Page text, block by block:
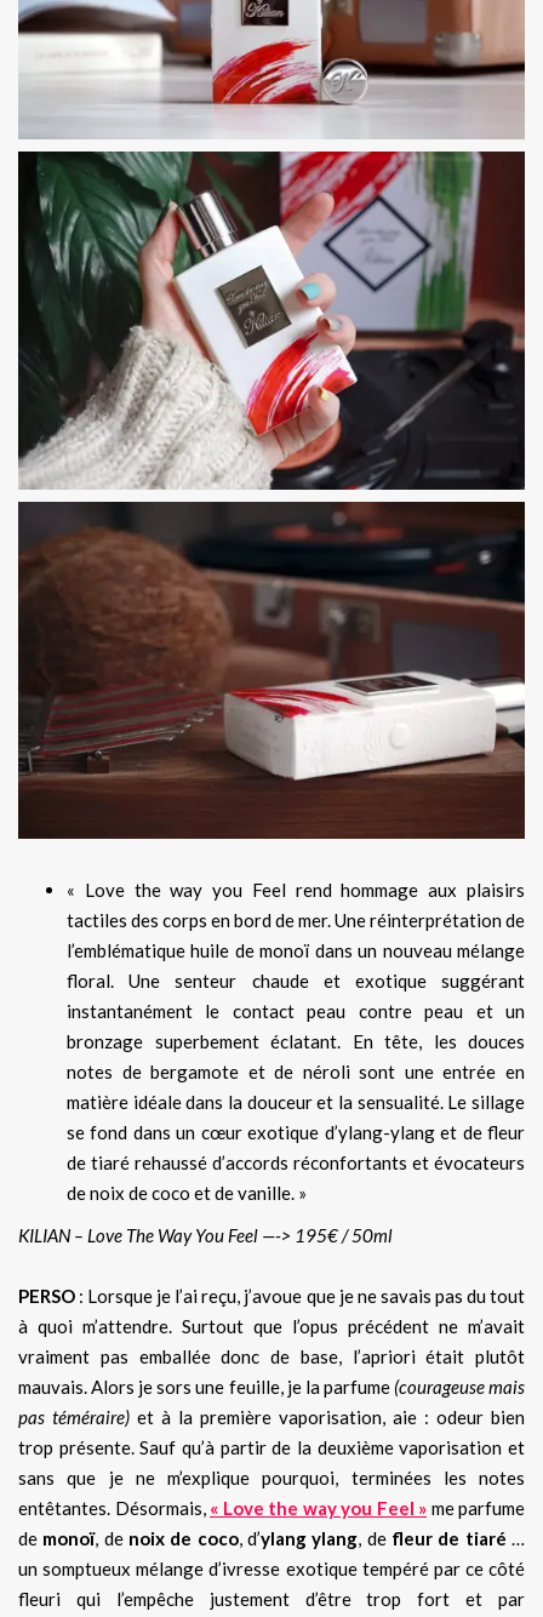
« Love the way you Feel rend hommage aux plaisirs
tactiles des corps en bord de mer. Une réinterprétation de
l’emblématique huile de monoï dans un nouveau mélange
floral. Une senteur chaude et exotique suggérant
instantanément le contact peau contre peau et un
bronzage superbement éclatant. En tête, les douces
notes de bergamote et de néroli sont une entrée en
matière idéale dans la douceur et la sensualité. Le sillage
se fond dans un cœur exotique d’ylang-ylang et de fleur
de tiaré rehaussé d’accords réconfortants et évocateurs
de noix de coco et de vanille. »
KILIAN – Love The Way You Feel —-> 195€ / 50ml
PERSO : Lorsque je l’ai reçu, j’avoue que je ne savais pas du tout
à quoi m’attendre. Surtout que l’opus précédent ne m’avait
vraiment pas emballée donc de base, l’apriori était plutôt
mauvais. Alors je sors une feuille, je la parfume (courageuse mais
pas téméraire) et à la première vaporisation, aie : odeur bien
trop présente. Sauf qu’à partir de la deuxième vaporisation et
sans que je ne m’explique pourquoi, terminées les notes
entêtantes. Désormais, « Love the way you Feel » me parfume
de monoï, de noix de coco, d’ylang ylang, de fleur de tiaré …
un somptueux mélange d’ivresse exotique tempéré par ce côté
fleuri qui l’empêche justement d’être trop fort et par